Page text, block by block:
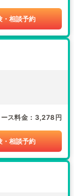
・相談予約
ス料金 3,278円
・相談予約